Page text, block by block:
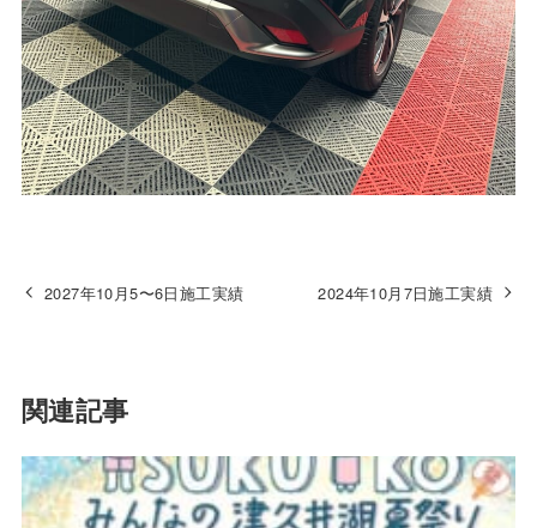
2027年10月5〜6日施工実績 2024年10月7日施工実績
関連記事